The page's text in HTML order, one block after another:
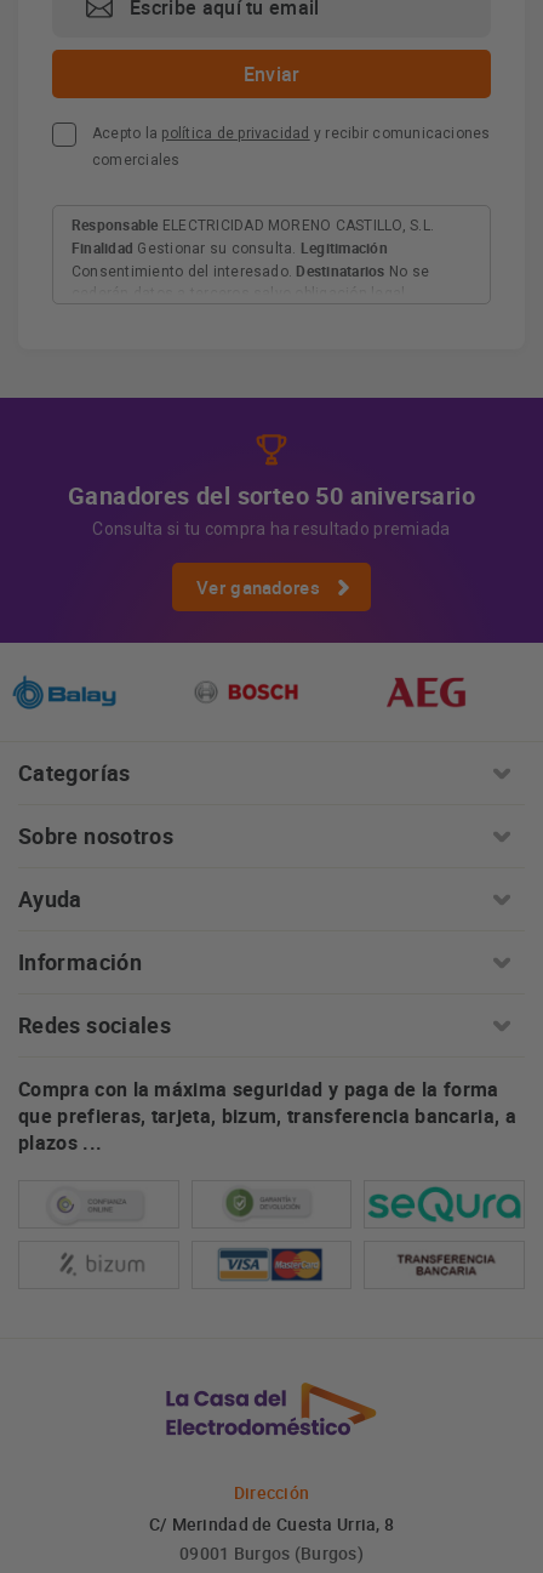
Acepto la política de privacidad y recibir comunicaciones
comerciales
Responsable ELECTRICIDAD MORENO CASTILLO, S.L.
Finalidad Gestionar su consulta. Legitimación
Consentimiento del interesado. Destinatarios No se
Ganadores del sorteo 50 aniversario
Consulta si tu compra ha resultado premiada
Ver ganadores
Categorías
Sobre nosotros
Ayuda
Información
Redes sociales
Compra con la máxima seguridad y paga de la forma
que prefieras, tarjeta, bizum, transferencia bancaria, a
plazos ...
Dirección
C/ Merindad de Cuesta Urria, 8
09001 Burgos (Burgos)